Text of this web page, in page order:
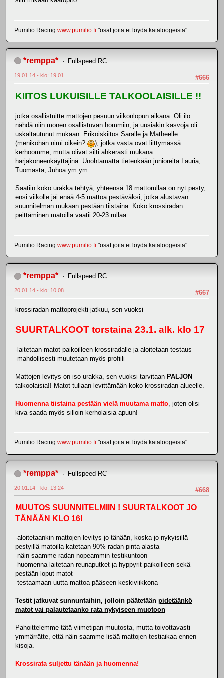
Pumilio Racing www.pumilio.fi "osat joita et löydä kataloogeista"
*remppa* Fullspeed RC
#666
19.01.14 - klo: 19.01
KIITOS LUKUISILLE TALKOOLAISILLE !!
jotka osallistuitte mattojen pesuun viikonlopun aikana. Oli ilo
nähdä niin monen osallistuvan hommiin, ja uusiakin kasvoja oli
uskaltautunut mukaan. Erikoiskiitos Saralle ja Matheelle
(meniköhän nimi oikein?
), jotka vasta ovat liittymässä
kerhoomme, mutta olivat silti ahkerasti mukana
harjakoneenkäyttäjinä. Unohtamatta tietenkään junioreita Lauria,
Tuomasta, Juhoa ym ym.
Saatiin koko urakka tehtyä, yhteensä 18 mattorullaa on nyt pesty,
ensi viikolle jäi enää 4-5 mattoa pestäväksi, jotka alustavan
suunnitelman mukaan pestään tiistaina. Koko krossiradan
peittäminen matoilla vaatii 20-23 rullaa.
Pumilio Racing www.pumilio.fi "osat joita et löydä kataloogeista"
*remppa* Fullspeed RC
#667
20.01.14 - klo: 10.08
krossiradan mattoprojekti jatkuu, sen vuoksi
SUURTALKOOT torstaina 23.1. alk. klo 17
-laitetaan matot paikoilleen krossiradalle ja aloitetaan testaus
-mahdollisesti muutetaan myös profiili
Mattojen levitys on iso urakka, sen vuoksi tarvitaan PALJON
talkoolaisia!! Matot tullaan levittämään koko krossiradan alueelle.
Huomenna tiistaina pestään vielä muutama matto , joten olisi
kiva saada myös silloin kerholaisia apuun!
Pumilio Racing www.pumilio.fi "osat joita et löydä kataloogeista"
*remppa* Fullspeed RC
#668
20.01.14 - klo: 13.24
MUUTOS SUUNNITELMIIN ! SUURTALKOOT JO
TÄNÄÄN KLO 16!
-aloitetaankin mattojen levitys jo tänään, koska jo nykyisillä
pestyillä matoilla katetaan 90% radan pinta-alasta
-näin saamme radan nopeammin testikuntoon
-huomenna laitetaan reunaputket ja hyppyrit paikoilleen sekä
pestään loput matot
-testaamaan uutta mattoa pääseen keskiviikkona
Testit jatkuvat sunnuntaihin, jolloin päätetään pidetäänkö
matot vai palautetaanko rata nykyiseen muotoon
Pahoittelemme tätä viimetipan muutosta, mutta toivottavasti
ymmärrätte, että näin saamme lisää mattojen testiaikaa ennen
kisoja.
Krossirata suljettu tänään ja huomenna!